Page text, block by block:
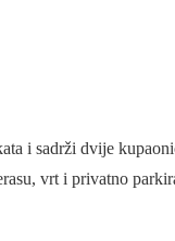
i sadrži dvije
vrt i privatno